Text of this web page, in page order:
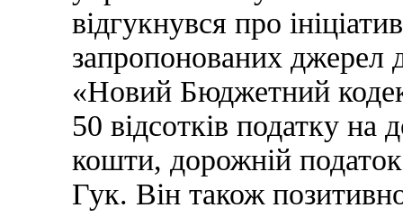
відгукнувся про
запропонованих джерел
«Новий Бюджетний
50 відсотків податку на
кошти, дорожній
Гук. Він також